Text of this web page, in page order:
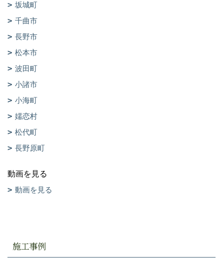
坂城町
千曲市
長野市
松本市
波田町
小諸市
小海町
嬬恋村
松代町
長野原町
動画を見る
動画を見る
施工事例